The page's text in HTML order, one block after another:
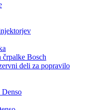
črpalke Bosch
deli za popravilo